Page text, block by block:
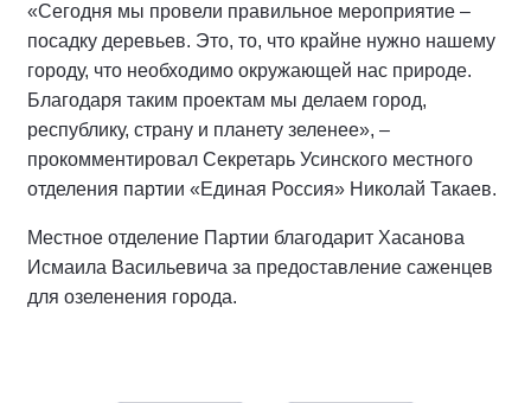
«Сегодня мы провели правильное мероприятие –
посадку деревьев. Это, то, что крайне нужно нашему
городу, что необходимо окружающей нас природе.
Благодаря таким проектам мы делаем город,
республику, страну и планету зеленее», –
прокомментировал Секретарь Усинского местного
отделения партии «Единая Россия» Николай Такаев.
Местное отделение Партии благодарит Хасанова
Исмаила Васильевича за предоставление саженцев
для озеленения города.